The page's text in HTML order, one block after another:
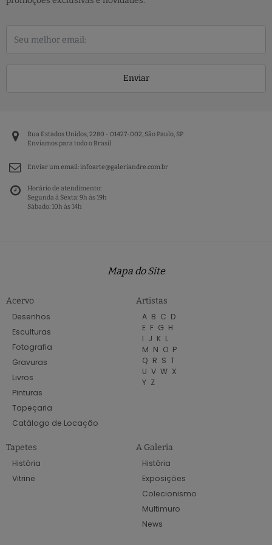
Enviar
Rua Estados Unidos, 2280 - 01427-002, São Paulo, SP
Enviamos para todo o Brasil
Enviar um email:infoarte@galeriandre.com.br
Horário de atendimento:
Segunda à Sexta: 9h às 19h
Sábado: 10h às 14h
Mapa do Site
Acervo
Desenhos
Esculturas
Fotografia
Gravuras
Livros
Pinturas
Tapeçaria
Catálogo de Locação
Artistas
A B C D
E F G H
I J K L
M N O P
Q R S T
U V W X
Y Z
Tapetes
História
Vitrine
A Galeria
História
Exposições
Colecionismo
Multimuro
News